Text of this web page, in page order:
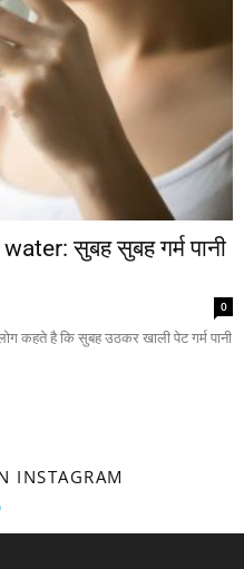
सुबह सुबह गर्म पानी
0
है कि सुबह उठकर खाली पेट गर्म पानी
INSTAGRAM